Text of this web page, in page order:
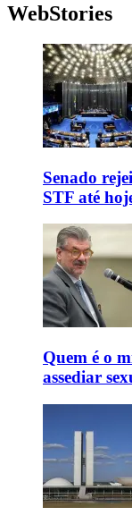
WebStories
Senado
STF até
Quem é o
assediar